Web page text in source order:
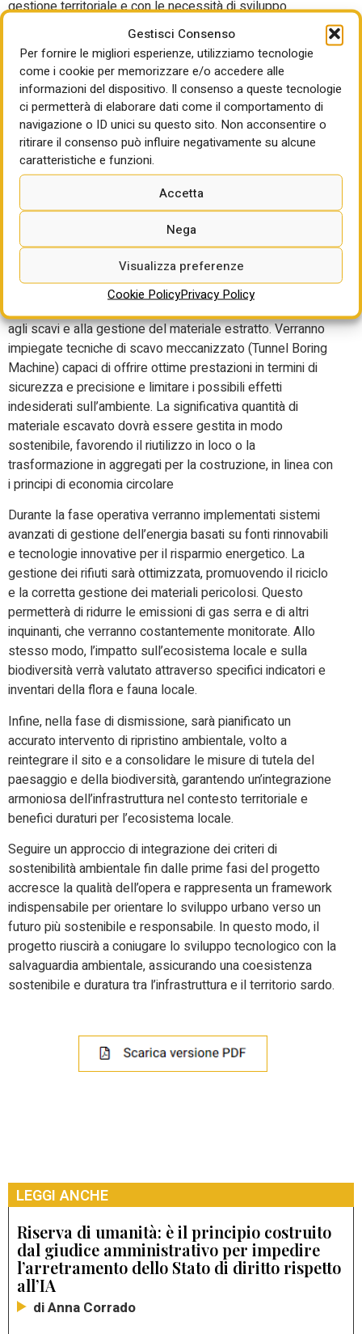
Gestisci Consenso
Per fornire le migliori esperienze, utilizziamo tecnologie
come i cookie per memorizzare e/o accedere alle
informazioni del dispositivo. Il consenso a queste tecnologie
ci permetterà di elaborare dati come il comportamento di
navigazione o ID unici su questo sito. Non acconsentire o
ritirare il consenso può influire negativamente su alcune
caratteristiche e funzioni.
Accetta
Nega
Visualizza preferenze
Cookie PolicyPrivacy Policy
gestione territoriale e con le necessità di sviluppo
economico e sociale. Tale approccio si basa sul
Regolamento (UE) 2020/852 – Regolamento Tassonomia
– che delinea il quadro per promuovere gli investimenti
sostenibili e considera come elemento cardine il principio
DNSH in base al quale le nuove opere non possono
arrecare danni significativi all’ambiente e devono essere
sottoposte alla Valutazione di Impatto Ambientale, con
verifiche e valutazioni integrate a più livelli. Il processo di
valutazione preliminare riguarda anche gli operatori e le
imprese coinvolte nella realizzazione dell’infrastruttura ET.
L’adozione dei criteri ESG – Environmental, Social, and
Governance – da parte degli operatori è fondamentale per
attrarre investimenti responsabili, gestire rischi potenziali e
consolidare una solida reputazione sul mercato.
agli scavi e alla gestione del materiale estratto. Verranno
impiegate tecniche di scavo meccanizzato (Tunnel Boring
Machine) capaci di offrire ottime prestazioni in termini di
sicurezza e precisione e limitare i possibili effetti
indesiderati sull’ambiente. La significativa quantità di
materiale escavato dovrà essere gestita in modo
sostenibile, favorendo il riutilizzo in loco o la
trasformazione in aggregati per la costruzione, in linea con
i principi di economia circolare
Durante la fase operativa verranno implementati sistemi
avanzati di gestione dell’energia basati su fonti rinnovabili
e tecnologie innovative per il risparmio energetico. La
gestione dei rifiuti sarà ottimizzata, promuovendo il riciclo
e la corretta gestione dei materiali pericolosi. Questo
permetterà di ridurre le emissioni di gas serra e di altri
inquinanti, che verranno costantemente monitorate. Allo
stesso modo, l’impatto sull’ecosistema locale e sulla
biodiversità verrà valutato attraverso specifici indicatori e
inventari della flora e fauna locale.
Infine, nella fase di dismissione, sarà pianificato un
accurato intervento di ripristino ambientale, volto a
reintegrare il sito e a consolidare le misure di tutela del
paesaggio e della biodiversità, garantendo un’integrazione
armoniosa dell’infrastruttura nel contesto territoriale e
benefici duraturi per l’ecosistema locale.
Seguire un approccio di integrazione dei criteri di
sostenibilità ambientale fin dalle prime fasi del progetto
accresce la qualità dell’opera e rappresenta un framework
indispensabile per orientare lo sviluppo urbano verso un
futuro più sostenibile e responsabile. In questo modo, il
progetto riuscirà a coniugare lo sviluppo tecnologico con la
salvaguardia ambientale, assicurando una coesistenza
sostenibile e duratura tra l’infrastruttura e il territorio sardo.
LEGGI ANCHE
Riserva di umanità: è il principio costruito
dal giudice amministrativo per impedire
l’arretramento dello Stato di diritto rispetto
all’IA
di Anna Corrado